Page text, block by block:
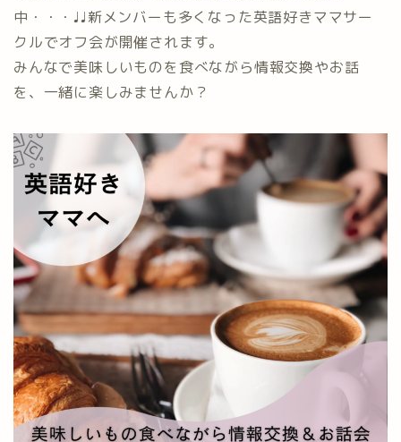
中・・・♩♩新メンバーも多くなった英語好きママサー
クルでオフ会が開催されます。
みんなで美味しいものを食べながら情報交換やお話
を、一緒に楽しみませんか？